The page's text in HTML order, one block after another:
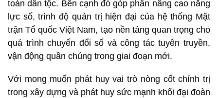
toàn dân tộc. Bên cạnh đó góp phần nâng cao năng
lực số, trình độ quản trị hiện đại của hệ thống Mặt
trận Tổ quốc Việt Nam, tạo nền tảng quan trọng cho
quá trình chuyển đổi số và công tác tuyên truyền,
vận động quần chúng trong giai đoạn mới.
Với mong muốn phát huy vai trò nòng cốt chính trị
trong xây dựng và phát huy sức mạnh khối đại đoàn